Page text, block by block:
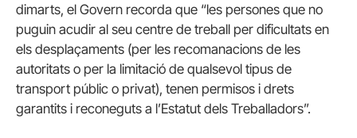
dimarts, el Govern recorda que “les persones que no
puguin acudir al seu centre de treball per dificultats en
els desplaçaments (per les recomanacions de les
autoritats o per la limitació de qualsevol tipus de
transport públic o privat), tenen permisos i drets
garantits i reconeguts a l’Estatut dels Treballadors”.